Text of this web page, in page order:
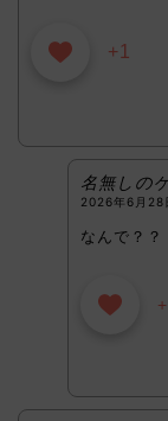
+1
名無しの
2026年6月28
なんで？？